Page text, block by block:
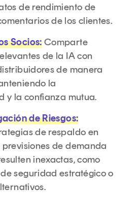
de rendimiento de
de los clientes.
Socios:Comparte
de la IA con
de manera
la
y la confianza mutua.
de Riesgos:
de respaldo en
de demanda
inexactas, como
seguridad estratégico o